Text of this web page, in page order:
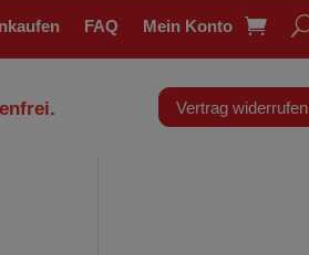
FAQ Mein Konto
Vertrag widerrufen